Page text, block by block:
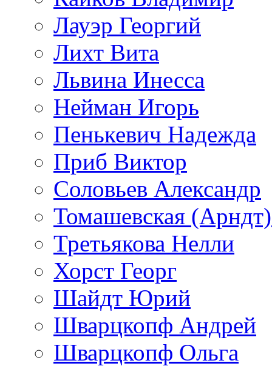
Лауэр Георгий
Лихт Вита
Львина Инесса
Нейман Игорь
Пенькевич Надежда
Приб Виктор
Соловьев Александр
Томашевская
Третьякова Нелли
Хорст Георг
Шайдт Юрий
Шварцкопф Андрей
Шварцкопф Ольга